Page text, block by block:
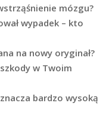
mózgu?
wypadek – kto
na nowy oryginał?
w Twoim
bardzo wysoką